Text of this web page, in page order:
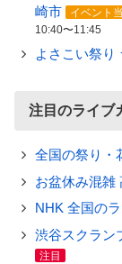
崎市
イベント
10:40〜11:45
よさこい祭り
注目のライブ
全国の祭り・
お盆休み混雑
NHK 全国の
渋谷スクラン
注目